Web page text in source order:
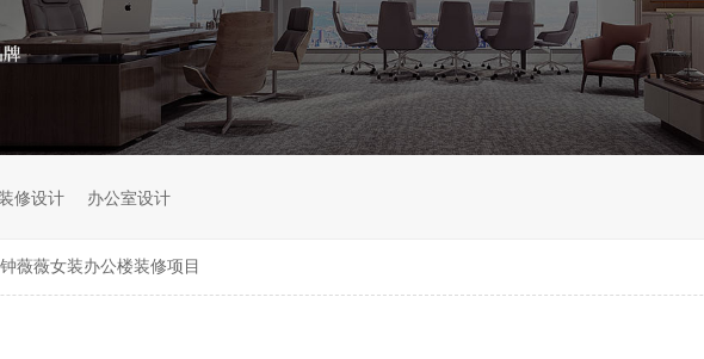
修设计 办公室设计
钟薇薇女装办公楼装修项目